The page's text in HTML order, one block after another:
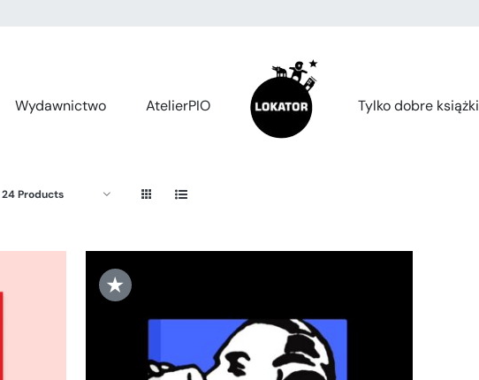
Wydawnictwo AtelierPIO Tylko dobre książki
24 Products
★